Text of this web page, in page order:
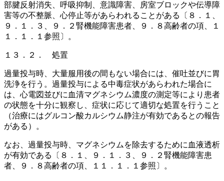
部腱反射消失、呼吸抑制、意識障害、房室ブロックや伝導障
害等の不整脈、心停止等があらわれることがある〔８．１、
９．１．３、９．２腎機能障害患者、９．８高齢者の項、１
１．１．１参照〕。
１３．２． 処置
過量投与時、大量服用後の間もない場合には、催吐並びに胃
洗浄を行う。過量投与による中毒症状があらわれた場合に
は、心電図並びに血清マグネシウム濃度の測定等により患者
の状態を十分に観察し、症状に応じて適切な処置を行うこと
（治療にはグルコン酸カルシウム静注が有効であるとの報告
がある）。
なお、過量投与時、マグネシウムを除去するために血液透析
が有効である〔８．１、９．１．３、９．２腎機能障害患
者、９．８高齢者の項、１１．１．１参照〕。